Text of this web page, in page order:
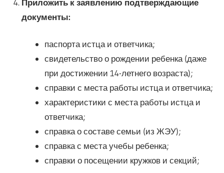
Приложить к заявлению подтверждающие
документы:
паспорта истца и ответчика;
свидетельство о рождении ребенка (даже
при достижении 14-летнего возраста);
справки с места работы истца и ответчика;
характеристики с места работы истца и
ответчика;
справка о составе семьи (из ЖЭУ);
справка с места учебы ребенка;
справки о посещении кружков и секций;